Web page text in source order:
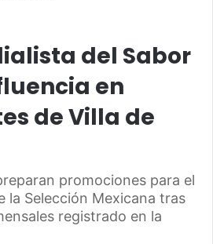
del Sabor
en
de Villa de
promociones para el
la Selección Mexicana tras
registrado en la